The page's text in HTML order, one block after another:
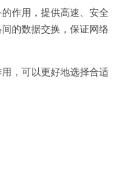
作用，提供高速、安全
的数据交换，保证网络
，可以更好地选择合适